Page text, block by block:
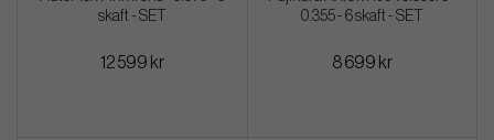
skaft - SET
12 599 kr
0.355 - 6 skaft - SET
8 699 kr